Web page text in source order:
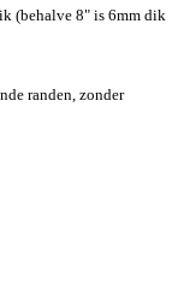
(behalve 8" is 6mm dik
randen, zonder